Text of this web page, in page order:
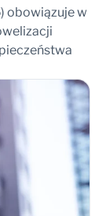
obowiązuje w